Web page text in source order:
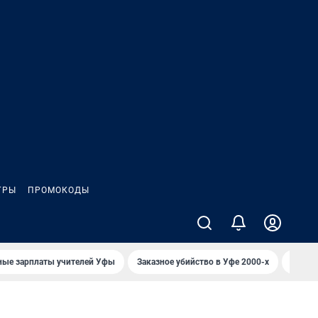
ПРОМОКОДЫ
зарплаты учителей Уфы Заказное убийство в Уфе 2000-х